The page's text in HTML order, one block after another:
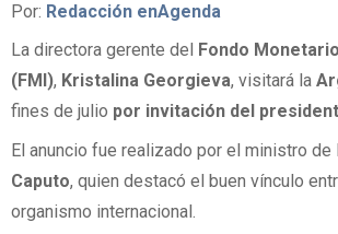
Por: Redacción enAgenda
La directora gerente del
Fondo
(FMI), Kristalina Georgieva, visitará la
fines de julio por invitación del
El anuncio fue realizado por el ministro de
Caputo, quien destacó el buen vínculo
organismo internacional.